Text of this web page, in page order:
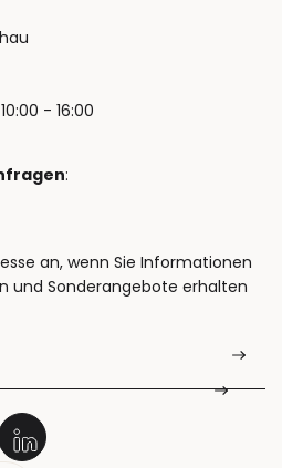
- 16:00
:
an, wenn Sie Informationen
und Sonderangebote erhalten